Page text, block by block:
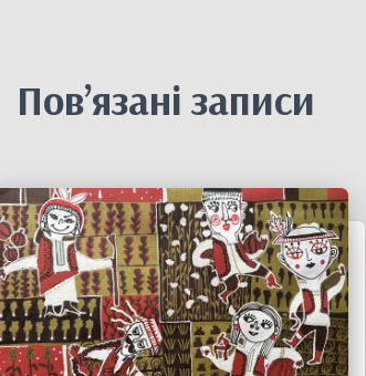
Пов’язані записи